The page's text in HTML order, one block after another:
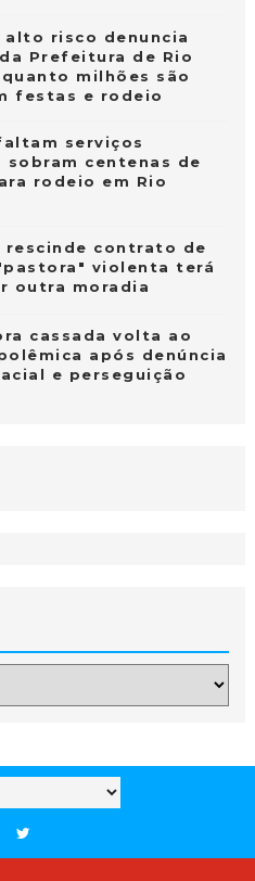
alto risco denuncia
Prefeitura de Rio
milhões são
festas e rodeio
serviços
sobram centenas de
rodeio em Rio
rescinde contrato de
violenta terá
outra moradia
cassada volta ao
após denúncia
e perseguição